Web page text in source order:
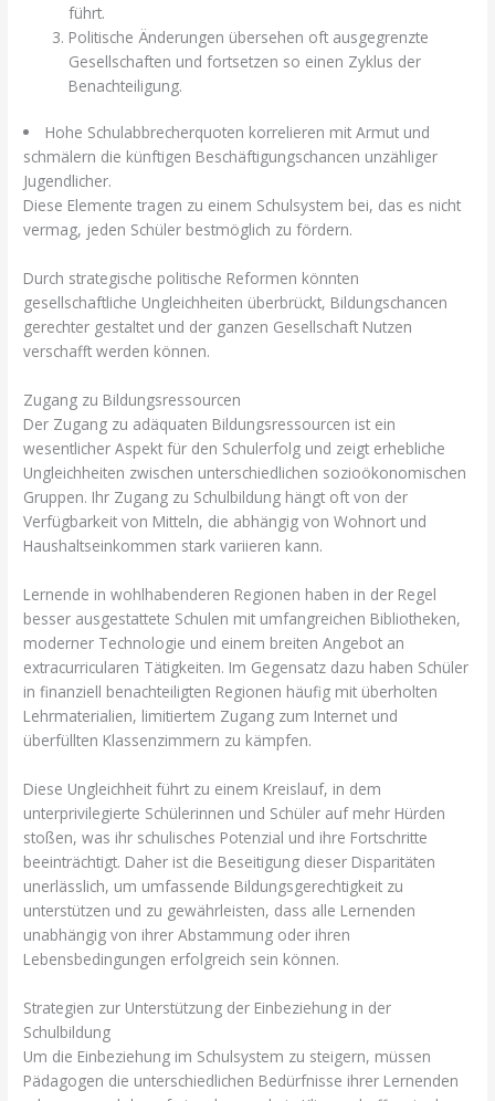
führt.
Politische Änderungen übersehen oft ausgegrenzte
Gesellschaften und fortsetzen so einen Zyklus der
Benachteiligung.
Hohe Schulabbrecherquoten korrelieren mit Armut und
schmälern die künftigen Beschäftigungschancen unzähliger
Jugendlicher.
Diese Elemente tragen zu einem Schulsystem bei, das es nicht
vermag, jeden Schüler bestmöglich zu fördern.
Durch strategische politische Reformen könnten
gesellschaftliche Ungleichheiten überbrückt, Bildungschancen
gerechter gestaltet und der ganzen Gesellschaft Nutzen
verschafft werden können.
Zugang zu Bildungsressourcen
Der Zugang zu adäquaten Bildungsressourcen ist ein
wesentlicher Aspekt für den Schulerfolg und zeigt erhebliche
Ungleichheiten zwischen unterschiedlichen sozioökonomischen
Gruppen. Ihr Zugang zu Schulbildung hängt oft von der
Verfügbarkeit von Mitteln, die abhängig von Wohnort und
Haushaltseinkommen stark variieren kann.
Lernende in wohlhabenderen Regionen haben in der Regel
besser ausgestattete Schulen mit umfangreichen Bibliotheken,
moderner Technologie und einem breiten Angebot an
extracurricularen Tätigkeiten. Im Gegensatz dazu haben Schüler
in finanziell benachteiligten Regionen häufig mit überholten
Lehrmaterialien, limitiertem Zugang zum Internet und
überfüllten Klassenzimmern zu kämpfen.
Diese Ungleichheit führt zu einem Kreislauf, in dem
unterprivilegierte Schülerinnen und Schüler auf mehr Hürden
stoßen, was ihr schulisches Potenzial und ihre Fortschritte
beeinträchtigt. Daher ist die Beseitigung dieser Disparitäten
unerlässlich, um umfassende Bildungsgerechtigkeit zu
unterstützen und zu gewährleisten, dass alle Lernenden
unabhängig von ihrer Abstammung oder ihren
Lebensbedingungen erfolgreich sein können.
Strategien zur Unterstützung der Einbeziehung in der
Schulbildung
Um die Einbeziehung im Schulsystem zu steigern, müssen
Pädagogen die unterschiedlichen Bedürfnisse ihrer Lernenden